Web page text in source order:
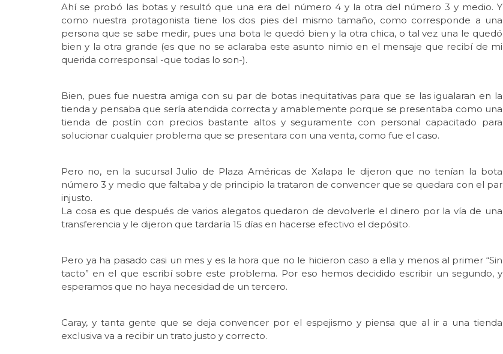
Ahí se probó las botas y resultó que una era del número 4 y la otra del número 3 y medio. Y
como nuestra protagonista tiene los dos pies del mismo tamaño, como corresponde a una
persona que se sabe medir, pues una bota le quedó bien y la otra chica, o tal vez una le quedó
bien y la otra grande (es que no se aclaraba este asunto nimio en el mensaje que recibí de mi
querida corresponsal -que todas lo son-).
Bien, pues fue nuestra amiga con su par de botas inequitativas para que se las igualaran en la
tienda y pensaba que sería atendida correcta y amablemente porque se presentaba como una
tienda de postín con precios bastante altos y seguramente con personal capacitado para
solucionar cualquier problema que se presentara con una venta, como fue el caso.
Pero no, en la sucursal Julio de Plaza Américas de Xalapa le dijeron que no tenían la bota
número 3 y medio que faltaba y de principio la trataron de convencer que se quedara con el par
injusto.
La cosa es que después de varios alegatos quedaron de devolverle el dinero por la vía de una
transferencia y le dijeron que tardaría 15 días en hacerse efectivo el depósito.
Pero ya ha pasado casi un mes y es la hora que no le hicieron caso a ella y menos al primer “Sin
tacto” en el que escribí sobre este problema. Por eso hemos decidido escribir un segundo, y
esperamos que no haya necesidad de un tercero.
Caray, y tanta gente que se deja convencer por el espejismo y piensa que al ir a una tienda
exclusiva va a recibir un trato justo y correcto.